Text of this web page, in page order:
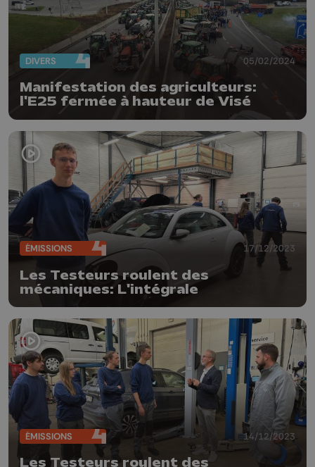
DIVERS 05/02/2024
Manifestation des agriculteurs:
l'E25 fermée à hauteur de Visé
ÉMISSIONS 17/12/2023
Les Testeurs roulent des
mécaniques: L'intégrale
ÉMISSIONS 14/12/2023
Les Testeurs roulent des